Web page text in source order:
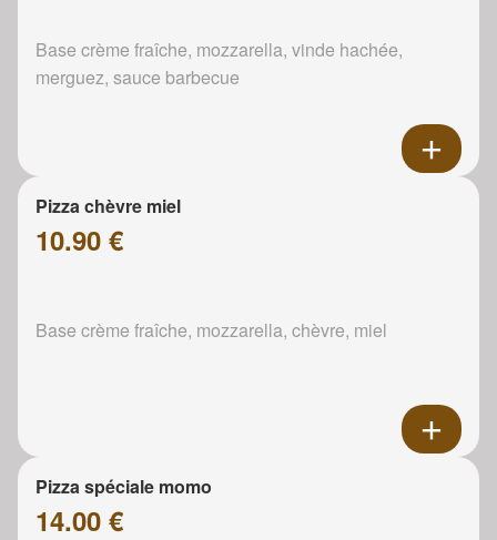
Base crème fraîche, mozzarella, vinde hachée,
merguez, sauce barbecue
Pizza chèvre miel
10.90 €
Base crème fraîche, mozzarella, chèvre, miel
Pizza spéciale momo
14.00 €